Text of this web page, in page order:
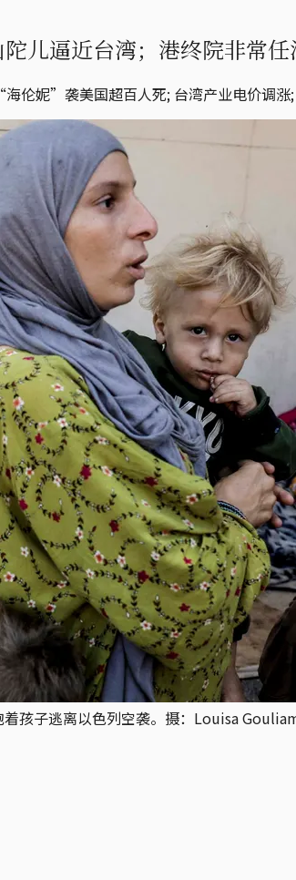
儿逼近台湾；港终院非常
伦妮”袭美国超百人死; 台湾产业电价调
孩子逃离以色列空袭。摄：Louisa